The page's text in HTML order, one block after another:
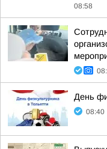
08:58
День
08:40